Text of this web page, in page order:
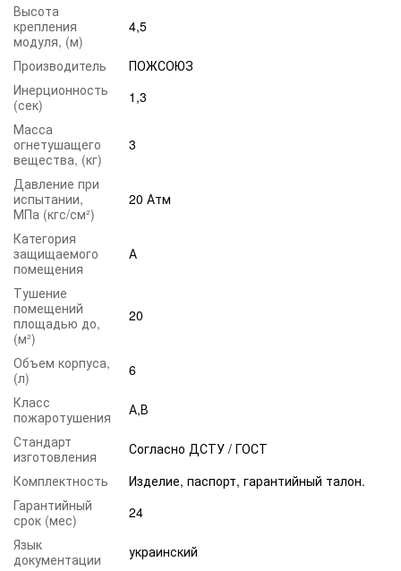
Высота
крепления
модуля, (м)
4,5
Производитель
ПОЖСОЮЗ
Инерционность
(сек)
1,3
Масса
огнетушащего
вещества, (кг)
3
Давление при
испытании,
МПа (кгс/см²)
20 Атм
Категория
защищаемого
помещения
А
Тушение
помещений
площадью до,
(м²)
20
Объем корпуса,
(л)
6
Класс
пожаротушения
А,В
Стандарт
изготовления
Согласно ДСТУ / ГОСТ
Комплектность
Изделие, паспорт, гарантийный талон.
Гарантийный
срок (мес)
24
Язык
документации
украинский